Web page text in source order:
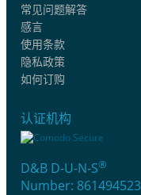
常见问题解答
感言
使用条款
隐私政策
如何订购
认证机构
D&B D-U-N-S®
Number: 861494523